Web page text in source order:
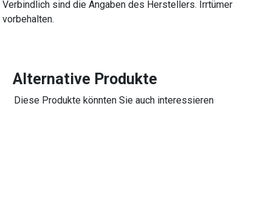
Verbindlich sind die Angaben des Herstellers. Irrtümer
vorbehalten.
Alternative Produkte
Diese Produkte könnten Sie auch interessieren